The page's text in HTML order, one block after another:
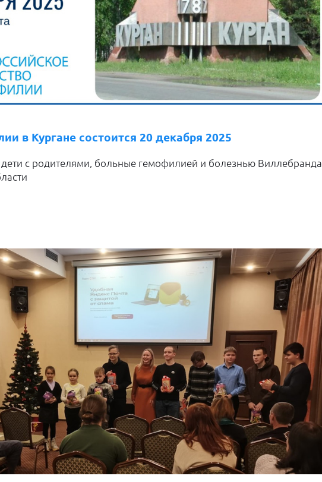
в Кургане состоится 20 декабря 2025
с родителями, больные гемофилией и болезнью Виллебранда